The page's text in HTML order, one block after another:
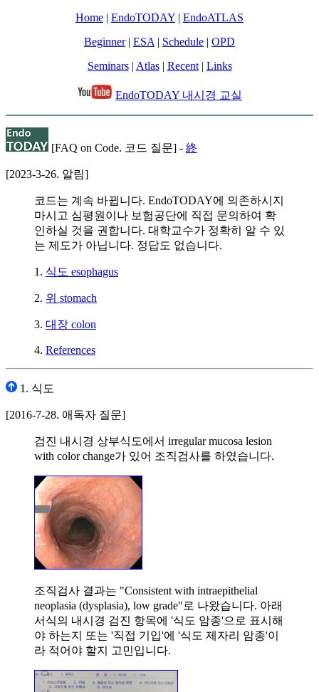
Home | EndoTODAY | EndoATLAS
Beginner| ESA | Schedule | OPD
Seminars| Atlas| Recent| Links
EndoTODAY 내시경 교실
[FAQ on Code. 코드 질문] - 終
[2023-3-26. 알림]
코드는 계속 바뀝니다. EndoTODAY에 의존하시지
마시고 심평원이나 보험공단에 직접 문의하여 확
인하실 것을 권합니다. 대학교수가 정확히 알 수 있
는 제도가 아닙니다. 정답도 없습니다.
1. 식도 esophagus
2. 위 stomach
3. 대장 colon
4. References
1. 식도
[2016-7-28. 애독자 질문]
검진 내시경 상부식도에서 irregular mucosa lesion
with color change가 있어 조직검사를 하였습니다.
조직검사 결과는 "Consistent with intraepithelial
neoplasia (dysplasia), low grade"로 나왔습니다. 아래
서식의 내시경 검진 항목에 '식도 암종'으로 표시해
야 하는지 또는 '직접 기입'에 '식도 제자리 암종'이
라 적어야 할지 고민입니다.